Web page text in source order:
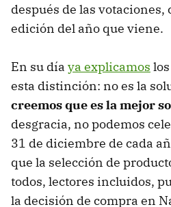
después de las
edición del año que viene.
En su día ya explicamos
esta distinción: no es la
creemos que es la mejor
desgracia, no podemos
31 de diciembre de cada
que la selección de
todos, lectores incluidos,
la decisión de compra en